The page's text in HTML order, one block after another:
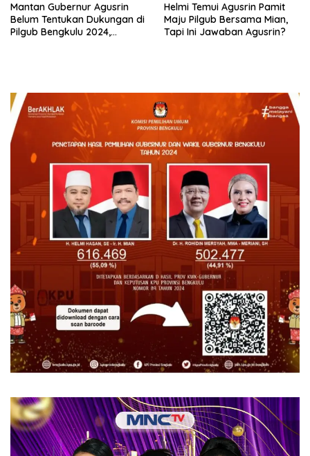
Mantan Gubernur Agusrin
Belum Tentukan Dukungan di
Pilgub Bengkulu 2024,
Helmi Temui Agusrin Pamit
Maju Pilgub Bersama Mian,
Tapi Ini Jawaban Agusrin?